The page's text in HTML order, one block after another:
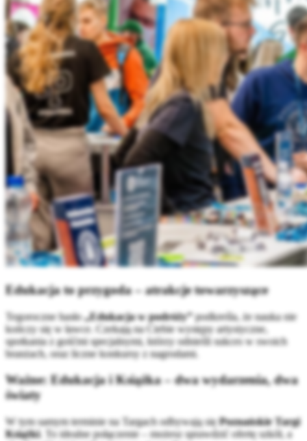
Edukacja to przygoda – atrakcje towarzyszące
Tegoroczne hasło„Edukacja w podróży”podkreśla, że nauka nie
kończy się w ławce. Czekają na Ciebie występy artystyczne,
spotkania z gośćmi specjalnymi, którzy odnieśli sukces w swoich
branżach, oraz liczne konkursy z nagrodami.
Ważne: Edukacja i Książka – dwa wydarzenia, dwa
światy
W tym samym terminie na Targach odbywają sięPoznańskie Targi
Książki. To idealne połączenie – możesz sprawdzić ofertę szkół, a